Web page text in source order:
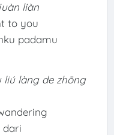
liàn
to you
padamu
liú làng de zhōng
dari